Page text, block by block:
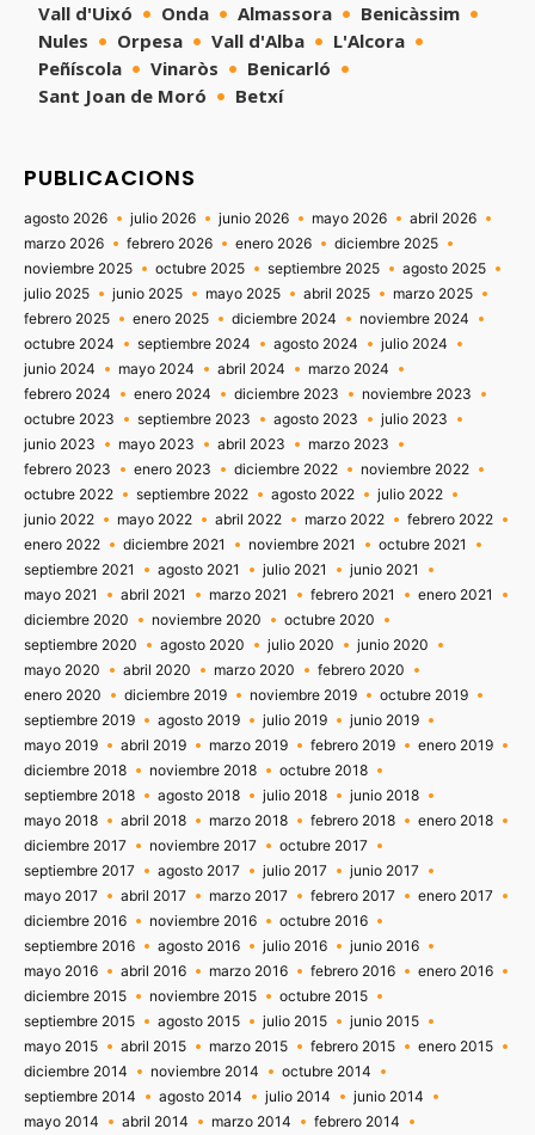
Vall d'Uixó
Onda Almassora
Benicàssim
Nules
Orpesa Vall d'Alba
L'Alcora
Peñíscola
Vinaròs
Benicarló
Sant Joan de Moró
Betxí
PUBLICACIONS
agosto 2026 julio 2026 junio 2026 mayo 2026
abril 2026
marzo 2026
febrero 2026 enero 2026
diciembre 2025
noviembre 2025
octubre 2025 septiembre 2025
agosto 2025
julio 2025
junio 2025 mayo 2025 abril 2025
marzo 2025
febrero 2025
enero 2025 diciembre 2024
noviembre 2024
octubre 2024
septiembre 2024 agosto 2024
julio 2024
junio 2024
mayo 2024 abril 2024
marzo 2024
febrero 2024
enero 2024 diciembre 2023
noviembre 2023
octubre 2023
septiembre 2023 agosto 2023
julio 2023
junio 2023
mayo 2023 abril 2023
marzo 2023
febrero 2023
enero 2023 diciembre 2022
noviembre 2022
octubre 2022
septiembre 2022 agosto 2022
julio 2022
junio 2022
mayo 2022 abril 2022 marzo 2022
febrero 2022
enero 2022
diciembre 2021 noviembre 2021
octubre 2021
septiembre 2021
agosto 2021 julio 2021
junio 2021
mayo 2021
abril 2021 marzo 2021 febrero 2021
enero 2021
diciembre 2020
noviembre 2020
octubre 2020
septiembre 2020
agosto 2020 julio 2020
junio 2020
mayo 2020
abril 2020 marzo 2020
febrero 2020
enero 2020
diciembre 2019 noviembre 2019
octubre 2019
septiembre 2019
agosto 2019 julio 2019
junio 2019
mayo 2019
abril 2019 marzo 2019 febrero 2019
enero 2019
diciembre 2018
noviembre 2018
octubre 2018
septiembre 2018
agosto 2018 julio 2018
junio 2018
mayo 2018
abril 2018 marzo 2018 febrero 2018
enero 2018
diciembre 2017
noviembre 2017
octubre 2017
septiembre 2017
agosto 2017 julio 2017
junio 2017
mayo 2017
abril 2017 marzo 2017 febrero 2017
enero 2017
diciembre 2016
noviembre 2016
octubre 2016
septiembre 2016
agosto 2016 julio 2016
junio 2016
mayo 2016
abril 2016 marzo 2016 febrero 2016
enero 2016
diciembre 2015
noviembre 2015
octubre 2015
septiembre 2015
agosto 2015 julio 2015
junio 2015
mayo 2015
abril 2015 marzo 2015 febrero 2015
enero 2015
diciembre 2014
noviembre 2014
octubre 2014
septiembre 2014
agosto 2014 julio 2014
junio 2014
mayo 2014
abril 2014 marzo 2014 febrero 2014